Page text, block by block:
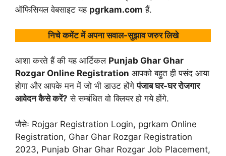
ऑफिसियल वेबसाइट यह pgrkam.com हैं.
निचे कमेंट में अपना सवाल-सुझाव जरुर लिखे
आशा करते हैं की यह आर्टिकल Punjab Ghar Ghar
Rozgar Online Registration आपको बहुत ही पसंद आया
होगा और आपके मन में जो भी डाउट होंगेपंजाब घर-घर रोजगार
आवेदन कैसे करें? से सम्बंधित वो क्लियर हो गये होंगे.
जैसेः Rojgar Registration Login, pgrkam Online
Registration, Ghar Ghar Rozgar Registration
2023, Punjab Ghar Ghar Rozgar Job Placement,